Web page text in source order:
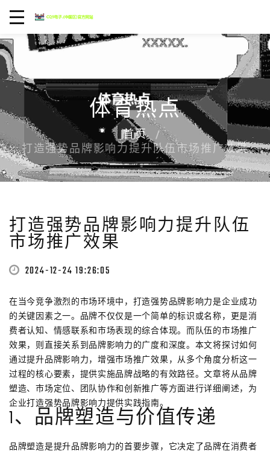
体育热点
首页
打造强势品牌影响力提升队伍市场推广效果
打造强势品牌影响力提升队伍
市场推广效果
2024-12-24 19:26:05
在当今竞争激烈的市场环境中，打造强势品牌影响力是企业成功
的关键因素之一。品牌不仅仅是一个简单的标识或名称，更是消
费者认知、情感联系和市场表现的综合体现。而队伍的市场推广
效果，则直接关系到品牌影响力的广度和深度。本文将探讨如何
通过提升品牌影响力，增强市场推广效果，从多个角度分析这一
过程的核心要素，提供实施品牌战略的有效路径。文章将从品牌
塑造、市场定位、团队协作和创新推广等方面进行详细阐述，为
企业打造强势品牌影响力提供实践指南。
1、品牌塑造与价值传递
品牌塑造是提升品牌影响力的首要步骤，它决定了品牌在消费者